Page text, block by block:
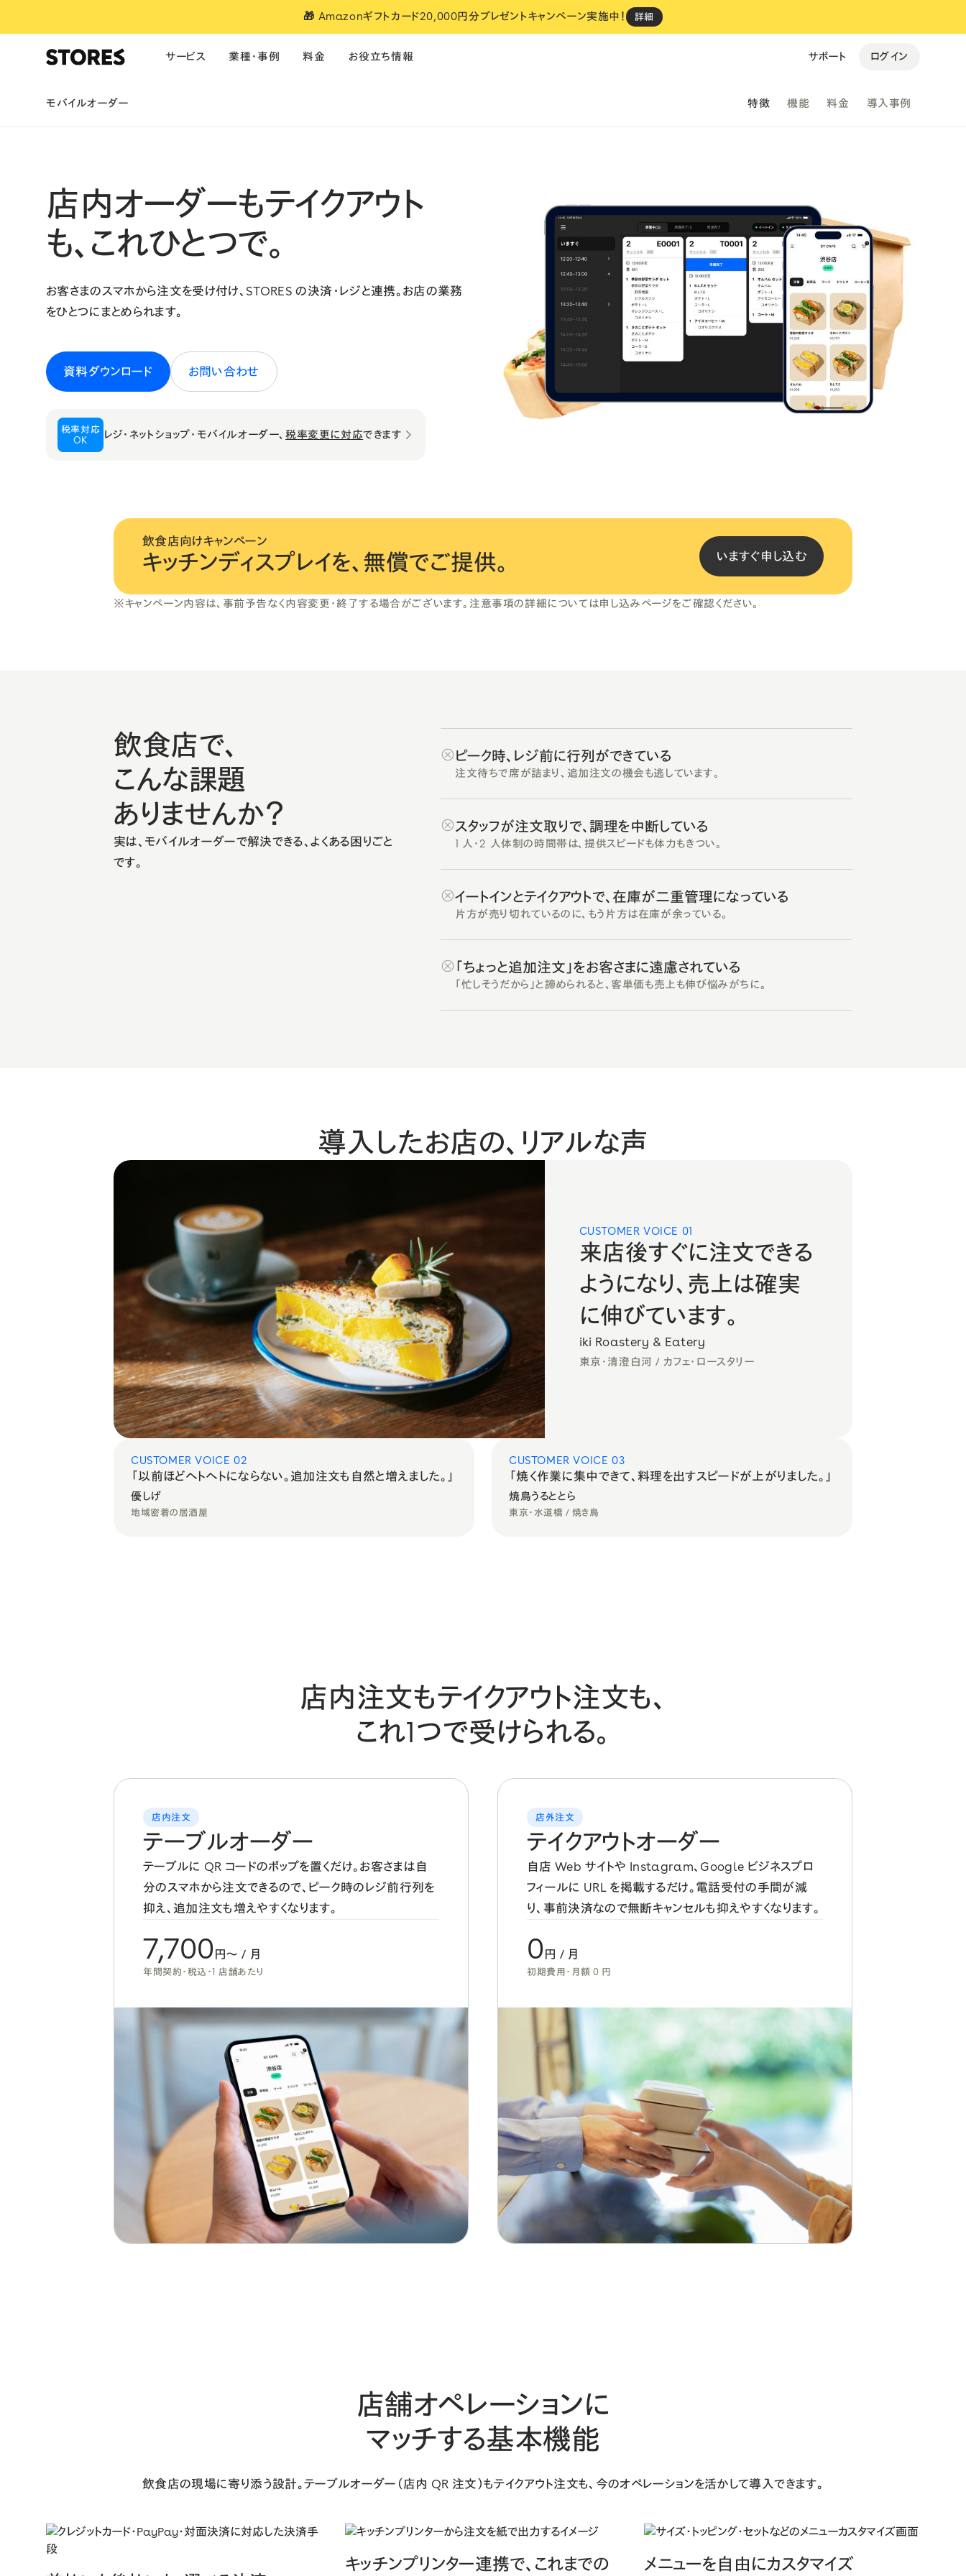
🎁 Amazonギフトカード20,000円分プレゼントキャンペーン実施中！ 詳細
サービス 業種・事例 料金 お役立ち情報 サポート ログイン
キャッシュレス決済
予約システム
POSレジ
モバイル・テーブルオーダー
ビジネスあと払い
美容・サロン
フィットネス
コーヒー・カフェ
大規模・多店舗向け決済・ モバイルオーダー・ レジ ネットショップ・決済・レジ ネットショップ・ 決済
iki Espresso
モバイルオーダー・
personal gym BEST FIT
予約・決済
医療特別料率
ポイント・ランク
ブランドアプリ
マガジン
お役立ち資料
セミナー
利用者特典
モバイルオーダー 特徴 機能 料金 導入事例
店内オーダーもテイクアウト
も、これひとつで。
お客さまのスマホから注文を受け付け、STORES の決済・レジと連携。 お店の業務
をひとつにまとめられます。
資料ダウンロード お問い合わせ
税率対応
OK
レジ・ネットショップ・モバイルオーダー、 税率変更に対応できます
飲食店向けキャンペーン
キッチンディスプレイを、無償でご提供。 いますぐ申し込む
※キャンペーン内容は、事前予告なく内容変更・終了する場合がございます。注意事項の詳細については申し込みページをご確認ください。
飲食店で、
こんな課題
ありませんか？
実は、モバイルオーダーで解決できる、よくある困りごと
です。
ピーク時、レジ前に行列ができている
注文待ちで席が詰まり、追加注文の機会も逃しています。
スタッフが注文取りで、調理を中断している
1 人・2 人体制の時間帯は、提供スピードも体力もきつい。
イートインとテイクアウトで、在庫が二重管理になっている
片方が売り切れているのに、もう片方は在庫が余っている。
「ちょっと追加注文」をお客さまに遠慮されている
「忙しそうだから」と諦められると、客単価も売上も伸び悩みがちに。
導入したお店の、リアルな声
CUSTOMER VOICE 01
来店後すぐに注文できる
ようになり、売上は確実
に伸びています。
iki Roastery & Eatery
東京・清澄白河 / カフェ・ロースタリー
CUSTOMER VOICE 02
「以前ほどヘトヘトにならない。追加注文も自然と増えました。 」
優しげ
地域密着の居酒屋
CUSTOMER VOICE 03
「焼く作業に集中できて、料理を出すスピードが上がりました。 」
焼鳥うるととら
東京・水道橋 / 焼き鳥
店内注文もテイクアウト注文も、
これ1つで受けられる。
店内注文
テーブルオーダー
テーブルに QR コードのポップを置くだけ。お客さまは自
分のスマホから注文できるので、ピーク時のレジ前行列を
抑え、追加注文も増えやすくなります。
7,700円〜 / 月
年間契約・税込・1 店舗あたり
店外注文
テイクアウトオーダー
自店 Web サイトや Instagram、Google ビジネスプロ
フィールに URL を掲載するだけ。電話受付の手間が減
り、事前決済なので無断キャンセルも抑えやすくなります。
0円 / 月
初期費用・月額 0 円
店舗オペレーションに
マッチする基本機能
飲食店の現場に寄り添う設計。テーブルオーダー（店内 QR 注文）もテイクアウト注文も、今のオペレーションを活かして導入できます。
キッチンプリンター連携で、これまでの メニューを自由にカスタマイズ